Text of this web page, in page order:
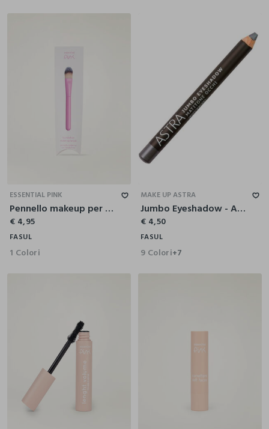
ESSENTIAL PINK
Pennello makeup per il fondotinta
€ 4,95
FASUL
1 Colori
MAKE UP ASTRA
Jumbo Eyeshadow - Astra Make-Up
€ 4,50
FASUL
9 Colori+7